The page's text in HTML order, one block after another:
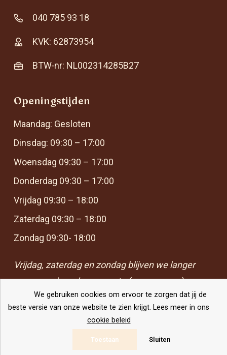
We gebruiken cookies om ervoor te zorgen dat jij de
beste versie van onze website te zien krijgt. Lees meer in ons
cookie beleid
Toestaan Sluiten
040 785 93 18
KVK: 62873954
BTW-nr: NL002314285B27
Openingstijden
Maandag: Gesloten
Dinsdag: 09:30 – 17:00
Woensdag 09:30 – 17:00
Donderdag 09:30 – 17:00
Vrijdag 09:30 – 18:00
Zaterdag 09:30 – 18:00
Zondag 09:30- 18:00
Vrijdag, zaterdag en zondag blijven we langer
open voor borrels en events (op aanvraag)
© Copyright 2026 – Lis Brunchcafé |